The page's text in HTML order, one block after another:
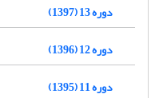
دوره 13 (1397)
دوره 12 (1396)
دوره 11 (1395)